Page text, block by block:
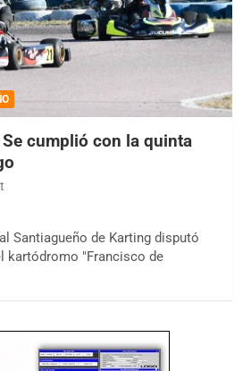
Se cumplió con la quinta
Santiagueño de Karting disputó
kartódromo "Francisco de